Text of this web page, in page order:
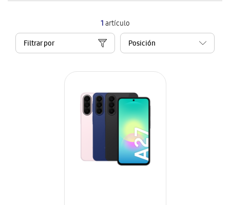
1artículo
Filtrar por